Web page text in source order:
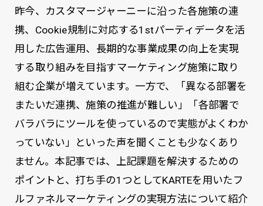
昨今、カスタマージャーニーに沿った各施策の連
携、Cookie規制に対応する1stパーティデータを活
用した広告運用、長期的な事業成果の向上を実現
する取り組みを目指すマーケティング施策に取り
組む企業が増えています。一方で、「異なる部署を
またいだ連携、施策の推進が難しい」「各部署で
バラバラにツールを使っているので実態がよくわか
っていない」といった声を聞くことも少なくあり
ません。本記事では、上記課題を解決するための
ポイントと、打ち手の1つとしてKARTEを用いたフ
ルファネルマーケティングの実現方法について紹介